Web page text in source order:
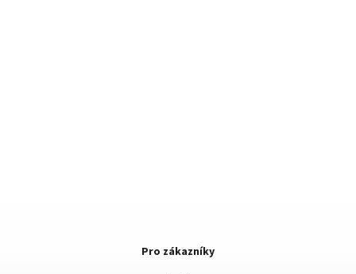
Pro zákazníky